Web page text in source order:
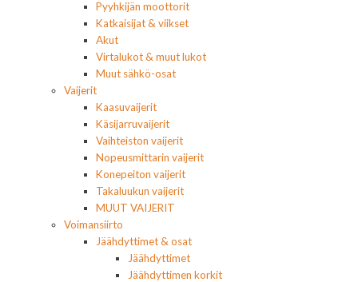
Pyyhkijän moottorit
Katkaisijat & viikset
Akut
Virtalukot & muut lukot
Muut sähkö-osat
Vaijerit
Kaasuvaijerit
Käsijarruvaijerit
Vaihteiston vaijerit
Nopeusmittarin vaijerit
Konepeiton vaijerit
Takaluukun vaijerit
MUUT VAIJERIT
Voimansiirto
Jäähdyttimet & osat
Jäähdyttimet
Jäähdyttimen korkit